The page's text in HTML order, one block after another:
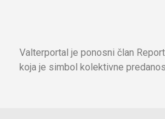
Valterportal je ponosni član
koja je simbol kolektivne